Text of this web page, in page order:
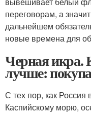
переговорам, а
дальнейшем
новые времена для
Черная икра.
лучше:
С тех пор, как Россия
Каспийскому морю,